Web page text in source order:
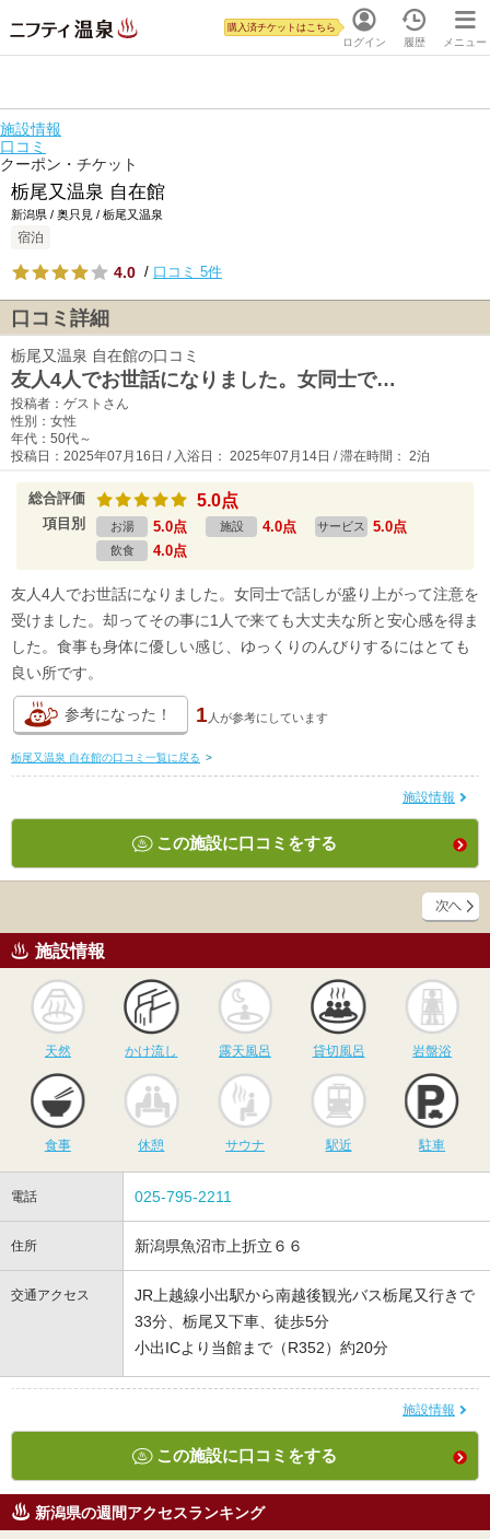
ログイン
購入済チケットはこちら
履歴 メニュー
施設情報
口コミ
クーポン・チケット
栃尾又温泉 自在館
新潟県 / 奥只見 / 栃尾又温泉
宿泊
4.0 / 口コミ 5件
口コミ詳細
栃尾又温泉 自在館の口コミ
友人4人でお世話になりました。女同士で…
投稿者：ゲストさん
性別：女性
年代：50代～
投稿日：2025年07月16日 / 入浴日： 2025年07月14日 / 滞在時間： 2泊
総合評価 5.0点
項目別 お湯 5.0点 施設 4.0点 サービス 5.0点
飲食 4.0点
友人4人でお世話になりました。女同士で話しが盛り上がって注意を
受けました。却ってその事に1人で来ても大丈夫な所と安心感を得ま
した。食事も身体に優しい感じ、ゆっくりのんびりするにはとても
良い所です。
参考になった！ 1 人が参考にしています
栃尾又温泉 自在館の口コミ一覧に戻る >
施設情報
この施設に口コミをする
施設情報
天然
かけ流し
かけ流し
露天風呂
露天風呂
貸切風呂
貸切風呂 岩盤浴
食事 休憩
サウナ
サウナ 駅近 駐車
電話 025-795-2211
住所 新潟県魚沼市上折立６６
交通アクセス
JR上越線小出駅から南越後観光バス栃尾又行きで
33分、栃尾又下車、徒歩5分
小出ICより当館まで（R352）約20分
施設情報
この施設に口コミをする
新潟県の週間アクセスランキング